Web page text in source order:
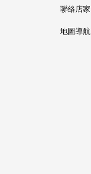
聯絡店家
地圖導航